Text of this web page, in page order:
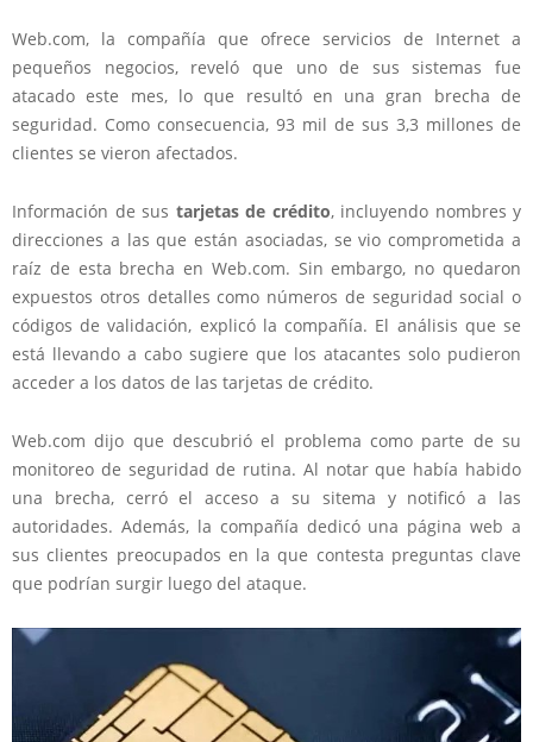
Web.com, la compañía que ofrece servicios de Internet a
pequeños negocios, reveló que uno de sus sistemas fue
atacado este mes, lo que resultó en una gran brecha de
seguridad. Como consecuencia, 93 mil de sus 3,3 millones de
clientes se vieron afectados.
Información de sus tarjetas de crédito, incluyendo nombres y
direcciones a las que están asociadas, se vio comprometida a
raíz de esta brecha en Web.com. Sin embargo, no quedaron
expuestos otros detalles como números de seguridad social o
códigos de validación, explicó la compañía. El análisis que se
está llevando a cabo sugiere que los atacantes solo pudieron
acceder a los datos de las tarjetas de crédito.
Web.com dijo que descubrió el problema como parte de su
monitoreo de seguridad de rutina. Al notar que había habido
una brecha, cerró el acceso a su sitema y notificó a las
autoridades. Además, la compañía dedicó una página web a
sus clientes preocupados en la que contesta preguntas clave
que podrían surgir luego del ataque.